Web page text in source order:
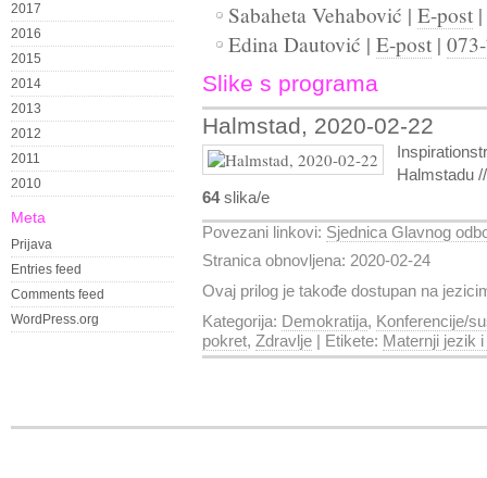
2017
2016
2015
2014
2013
2012
2011
2010
Meta
Prijava
Entries feed
Comments feed
WordPress.org
Sabaheta Vehabović | E-post |
Edina Dautović | E-post |
Slike s programa
Halmstad, 2020-02-22
Halmstadu
64slika/e
Povezani linkovi: Sjednica Glavnog
Stranica obnovljena: 2020-02-24
Ovaj prilog je takođe dostupan na
Kategorija: Demokratija, Konferencije/
pokret, Zdravlje | Etikete: Maternji jezik